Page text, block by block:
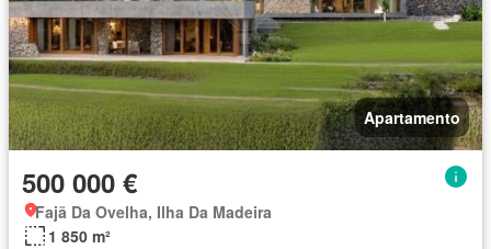
Apartamento
500 000 €
Fajã Da Ovelha, Ilha Da Madeira
1 850 m²